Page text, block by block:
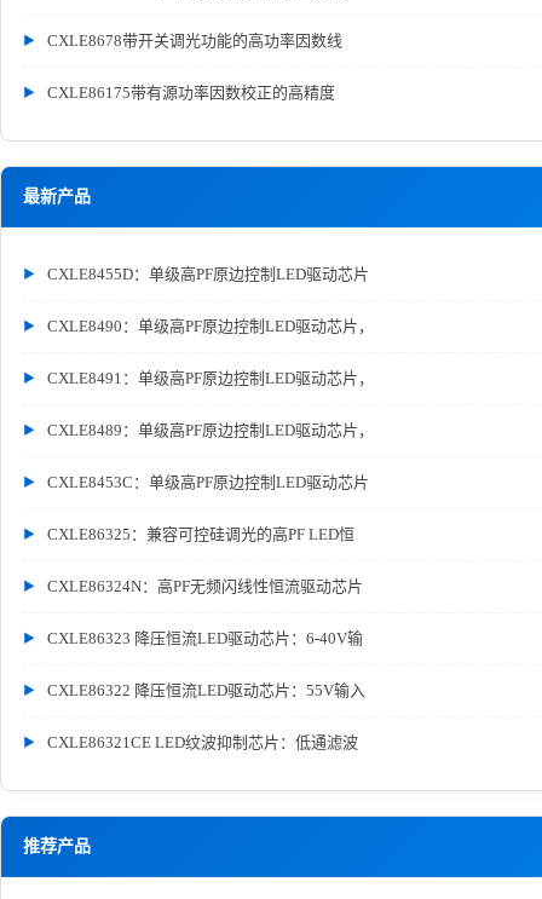
CXLE8678带开关调光功能的高功率因数线
CXLE86175带有源功率因数校正的高精度
最新产品
CXLE8455D：单级高PF原边控制LED驱动芯片
CXLE8490：单级高PF原边控制LED驱动芯片，
CXLE8491：单级高PF原边控制LED驱动芯片，
CXLE8489：单级高PF原边控制LED驱动芯片，
CXLE8453C：单级高PF原边控制LED驱动芯片
CXLE86325：兼容可控硅调光的高PF LED恒
CXLE86324N：高PF无频闪线性恒流驱动芯片
CXLE86323 降压恒流LED驱动芯片：6-40V输
CXLE86322 降压恒流LED驱动芯片：55V输入
CXLE86321CE LED纹波抑制芯片：低通滤波
推荐产品